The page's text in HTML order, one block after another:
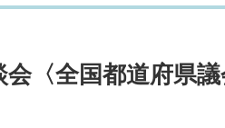
〈全国都道府県